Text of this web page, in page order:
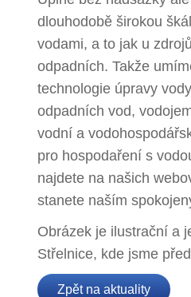
dlouhodobě širokou
vodami, a to jak u
odpadních. Takže
technologie úpravy
odpadních vod,
vodní a
pro hospodaření s
najdete na našich
stanete naším
Obrázek je ilustrační a
Střelnice, kde jsme
Zpět na aktuality